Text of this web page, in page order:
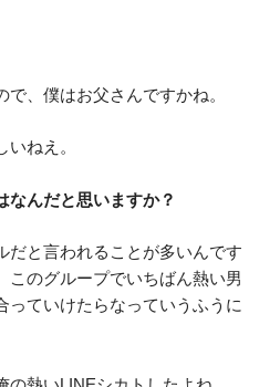
、僕はお父さんですかね。
ねえ。
んだと思いますか？
と言われることが多いんです
このグループでいちばん熱い男
っていけたらなっていうふうに